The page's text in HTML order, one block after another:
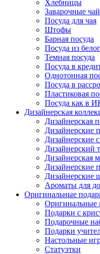
Хлебницы
Заварочные
Посуда для чая
Штофы
Барная посуда
Посуда из
Темная посуда
Посуда в
Однотонная
Посуда в
Пластиковая
Посуда как в
Дизайнерская
Дизайнерская
Дизайнерские
Дизайнерские
Дизайнерский
Дизайнерская
Дизайнерские
Дизайнерские
Ароматы для
Оригинальные
Оригинальные
Подарки с
Подарочные
Подарки
Настольные
Статуэтки